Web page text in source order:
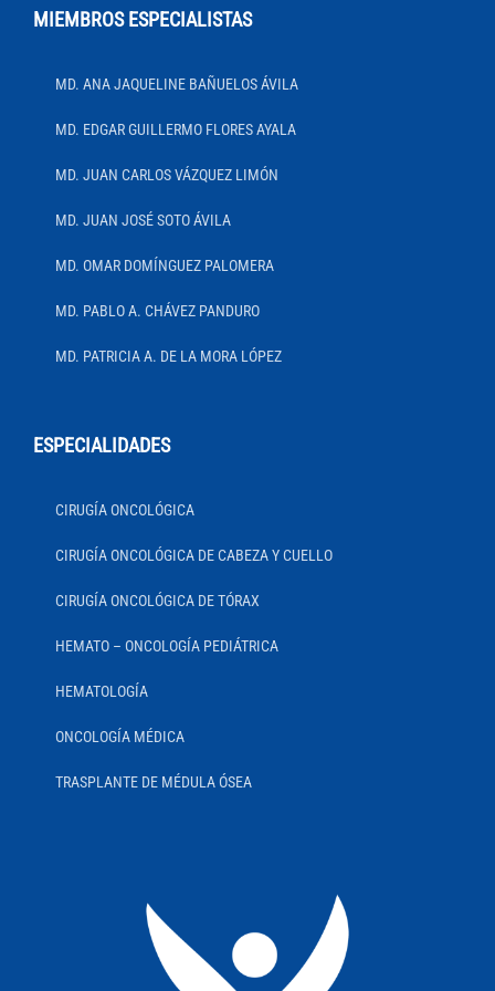
MIEMBROS ESPECIALISTAS
MD. ANA JAQUELINE BAÑUELOS ÁVILA
MD. EDGAR GUILLERMO FLORES AYALA
MD. JUAN CARLOS VÁZQUEZ LIMÓN
MD. JUAN JOSÉ SOTO ÁVILA
MD. OMAR DOMÍNGUEZ PALOMERA
MD. PABLO A. CHÁVEZ PANDURO
MD. PATRICIA A. DE LA MORA LÓPEZ
ESPECIALIDADES
CIRUGÍA ONCOLÓGICA
CIRUGÍA ONCOLÓGICA DE CABEZA Y CUELLO
CIRUGÍA ONCOLÓGICA DE TÓRAX
HEMATO – ONCOLOGÍA PEDIÁTRICA
HEMATOLOGÍA
ONCOLOGÍA MÉDICA
TRASPLANTE DE MÉDULA ÓSEA